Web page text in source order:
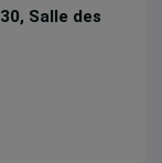
Salle des